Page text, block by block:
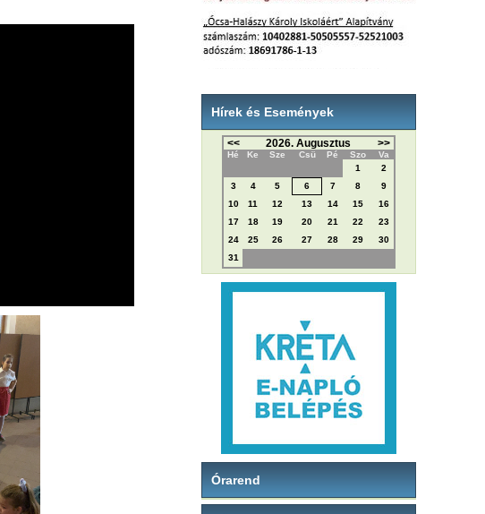
Hírek és Események
<< 2026. Augusztus >>
Hé Ke Sze Csü Pé Szo
Va
1
2
3
4 5 6 7 8
9
10
11 12 13 14 15
16
17
18 19 20 21 22
23
24
25 26 27 28 29
30
31
Órarend